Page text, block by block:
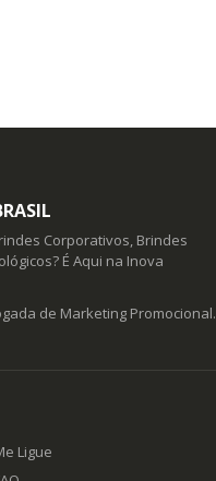
Corporativos, Brindes
É Aqui na Inova
de Marketing Promocional.
Ligue